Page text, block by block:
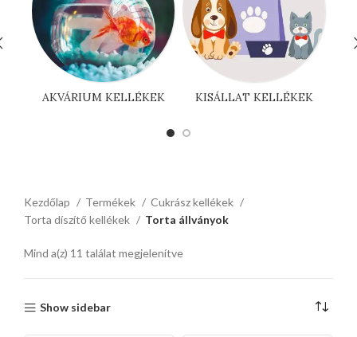
AKVÁRIUM KELLÉKEK KISÁLLAT KELLÉKEK
Kezdőlap Termékek
Cukrász kellékek
Torta díszítő kellékek
Torta állványok
Mind a(z) 11 találat megjelenítve
Show sidebar